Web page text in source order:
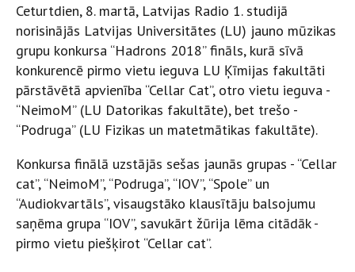
Ceturtdien, 8. martā, Latvijas Radio 1. studijā
norisinājās Latvijas Universitātes (LU) jauno mūzikas
grupu konkursa “Hadrons 2018” fināls, kurā sīvā
konkurencē pirmo vietu ieguva LU Ķīmijas fakultāti
pārstāvētā apvienība “Cellar Cat”, otro vietu ieguva -
“NeimoM” (LU Datorikas fakultāte), bet trešo -
“Podruga” (LU Fizikas un matetmātikas fakultāte).
Konkursa finālā uzstājās sešas jaunās grupas - “Cellar
cat”, “NeimoM”, “Podruga”, “IOV”, “Spole” un
“Audiokvartāls”, visaugstāko klausītāju balsojumu
saņēma grupa “IOV”, savukārt žūrija lēma citādāk -
pirmo vietu piešķirot “Cellar cat”.